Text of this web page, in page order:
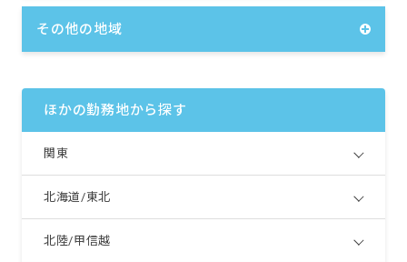
その他の地域
ほかの勤務地から探す
関東
北海道/東北
北陸/甲信越